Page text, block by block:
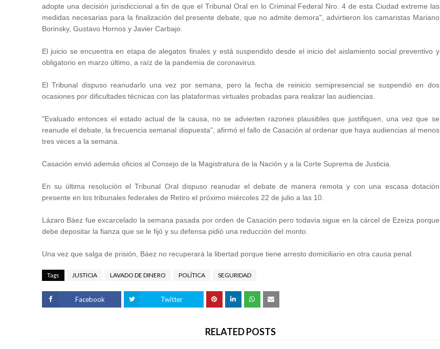
adopte una decisión jurisdiccional a fin de que el Tribunal Oral en lo Criminal Federal Nro. 4 de esta Ciudad extreme las
medidas necesarias para la finalización del presente debate, que no admite demora", advirtieron los camaristas Mariano
Borinsky, Gustavo Hornos y Javier Carbajo.
El juicio se encuentra en etapa de alegatos finales y está suspendido desde el inicio del aislamiento social preventivo y
obligatorio en marzo último, a raíz de la pandemia de coronavirus.
El Tribunal dispuso reanudarlo una vez por semana, pero la fecha de reinicio semipresencial se suspendió en dos
ocasiones por dificultades técnicas con las plataformas virtuales probadas para realizar las audiencias.
"Evaluado entonces el estado actual de la causa, no se advierten razones plausibles que justifiquen, una vez que se
reanude el debate, la frecuencia semanal dispuesta", afirmó el fallo de Casación al ordenar que haya audiencias al menos
tres veces a la semana.
Casación envió además oficios al Consejo de la Magistratura de la Nación y a la Corte Suprema de Justicia.
En su última resolución el Tribunal Oral dispuso reanudar el debate de manera remota y con una escasa dotación
presente en los tribunales federales de Retiro el próximo miércoles 22 de julio a las 10.
Lázaro Báez fue excarcelado la semana pasada por orden de Casación pero todavía sigue en la cárcel de Ezeiza porque
debe depositar la fianza que se le fijó y su defensa pidió una reducción del monto.
Una vez que salga de prisión, Báez no recuperará la libertad porque tiene arresto domiciliario en otra causa penal.
Tags JUSTICIA LAVADO DE DINERO POLÍTICA SEGURIDAD
Facebook Twitter
RELATED POSTS